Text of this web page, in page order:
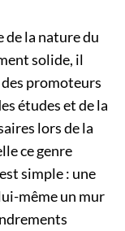
de la nature du
solide, il
des promoteurs
études et de la
lors de la
ce genre
simple : une
même un mur